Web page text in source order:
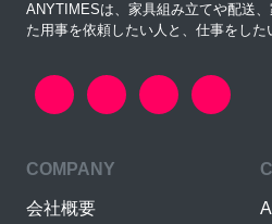
ANYTIMESは、家具組み立てや配送
た用事を依頼したい人と、仕事をした
COMPANY
会社概要